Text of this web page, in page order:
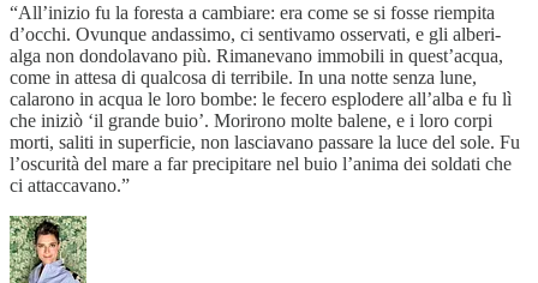
“All’inizio fu la foresta a cambiare: era come se si fosse riempita
d’occhi. Ovunque andassimo, ci sentivamo osservati, e gli alberi-
alga non dondolavano più. Rimanevano immobili in quest’acqua,
come in attesa di qualcosa di terribile. In una notte senza lune,
calarono in acqua le loro bombe: le fecero esplodere all’alba e fu lì
che iniziò ‘il grande buio’. Morirono molte balene, e i loro corpi
morti, saliti in superficie, non lasciavano passare la luce del sole. Fu
l’oscurità del mare a far precipitare nel buio l’anima dei soldati che
ci attaccavano.”